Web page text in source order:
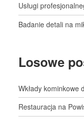
Usługi
Badanie detali na
Losowe
Wkłady kominkowe
Restauracja na